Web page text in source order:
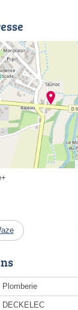
Plomberie
DECKELEC